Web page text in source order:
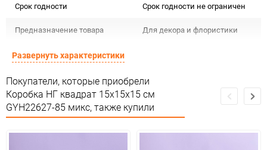
Срок годности Срок годности не ограничен
Предназначение товара Для декора и флористики
Сертификация
Особые условия Особых условий не требует
Минимальное количество 1
Количество в коробке 840
Развернуть характеристики
Покупатели, которые приобрели
Коробка НГ квадрат 15х15х15 см
GYH22627-85 микс, также купили